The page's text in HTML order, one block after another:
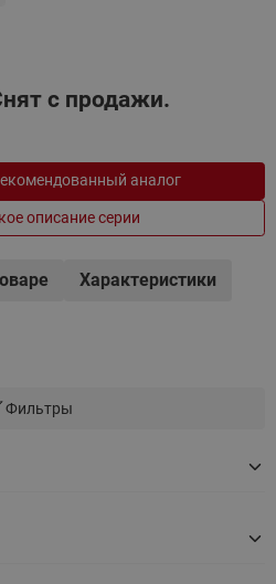
с продажи.
аналог
описание серии
Характеристики
Фильтры